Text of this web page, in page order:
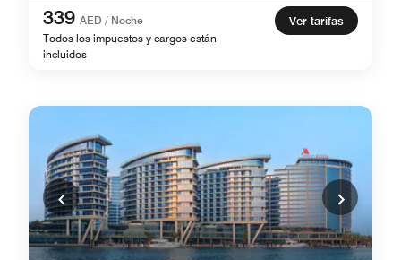
339 AED / Noche
Todos los impuestos y cargos están
incluidos
Ver tarifas